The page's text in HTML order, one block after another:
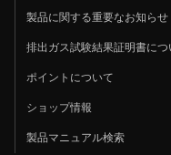
製品に関する重要なお知らせ
排出ガス試験結果証明書につ
ポイントについて
ショップ情報
製品マニュアル検索